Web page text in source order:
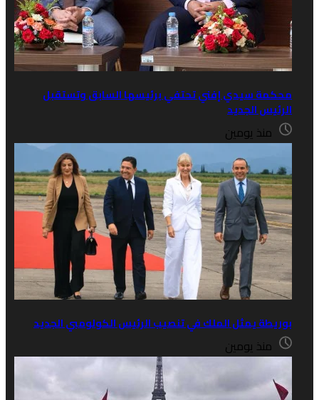
إفني تحتفي برئيسها السابق وتستقبل
يومين
يمثل الملك في تنصيب الرئيس الكولومبي الجديد
يومين